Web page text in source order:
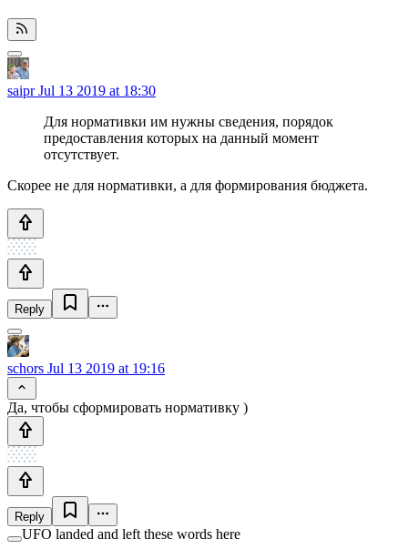
saiprJul 13 2019 at 18:30
Для нормативки им нужны сведения, порядок
предоставления которых на данный момент
отсутствует.
Скорее не для нормативки, а для формирования бюджета.
Reply
schors Jul 13 2019 at 19:16
Да, чтобы сформировать нормативку )
Reply
UFO landed and left these words here